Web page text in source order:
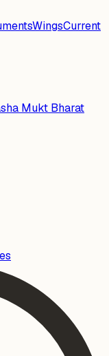
WingsCurrent
Mukt Bharat